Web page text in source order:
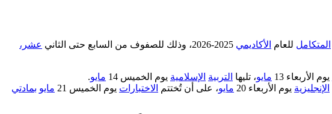
المتكامل للعام الأكاديمي
عشر،
يوم الأربعاء 13 مايو، تليها التربية الإسلامية يوم الخميس 14 مايو.
الإنجليزية يوم الأربعاء 20 مايو، على أن تُختتم الاختبارات يوم الخميس 21 مايو بمادتي